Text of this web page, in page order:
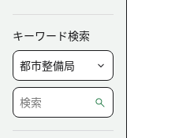
キーワード検索